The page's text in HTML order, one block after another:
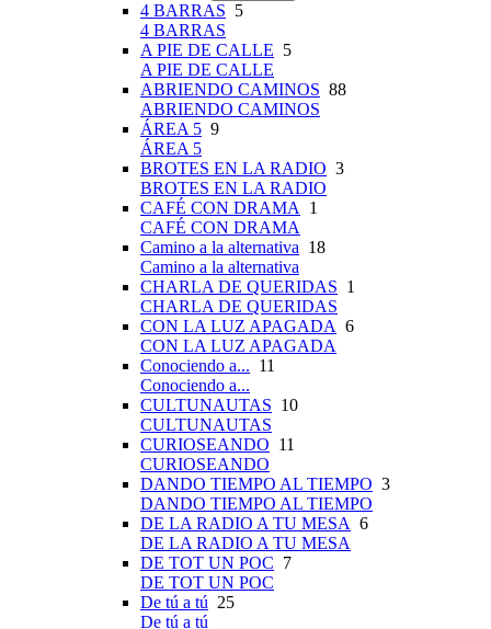
4 BARRAS 5
4 BARRAS
A PIE DE CALLE 5
A PIE DE CALLE
ABRIENDO CAMINOS 88
ABRIENDO CAMINOS
ÁREA 5 9
ÁREA 5
BROTES EN LA RADIO 3
BROTES EN LA RADIO
CAFÉ CON DRAMA
1
CAFÉ CON DRAMA
Camino a la alternativa 18
Camino a la alternativa
CHARLA DE QUERIDAS 1
CHARLA DE QUERIDAS
CON LA LUZ APAGADA 6
CON LA LUZ APAGADA
Conociendo a... 11
Conociendo a...
CULTUNAUTAS 10
CULTUNAUTAS
CURIOSEANDO 11
CURIOSEANDO
DANDO TIEMPO AL TIEMPO 3
DANDO TIEMPO AL TIEMPO
DE LA RADIO A TU MESA 6
DE LA RADIO A TU MESA
DE TOT UN POC 7
DE TOT UN POC
De tú a tú 25
De tú a tú